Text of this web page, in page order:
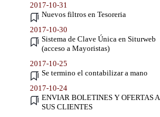
2017-10-31
Nuevos filtros en Tesoreria
2017-10-30
Sistema de Clave Única en Siturweb
(acceso a Mayoristas)
2017-10-25
Se termino el contabilizar a mano
2017-10-24
ENVIAR BOLETINES Y OFERTAS A
SUS CLIENTES